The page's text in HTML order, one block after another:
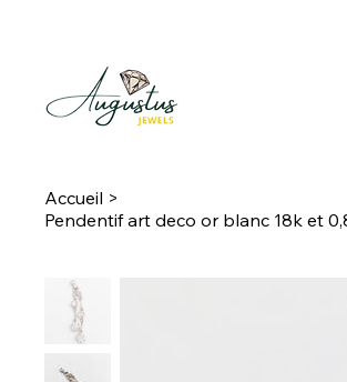
Accueil >
Pendentif art deco or blanc 18k et